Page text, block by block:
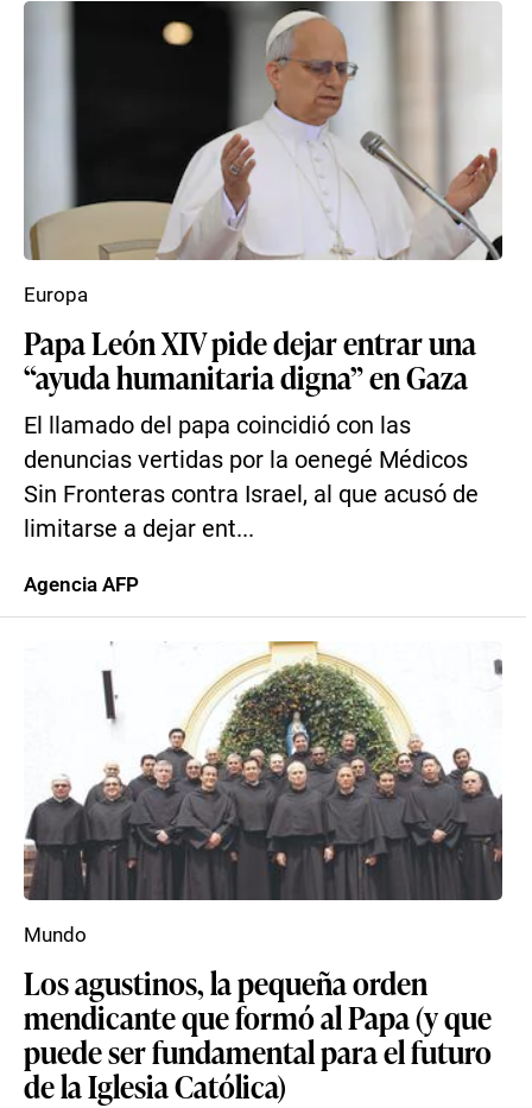
Papa León XIV pide dejar entrar una
“ayuda humanitaria digna” en Gaza
El llamado del papa coincidió con las
denuncias vertidas por la oenegé Médicos
Sin Fronteras contra Israel, al que acusó de
limitarse a dejar ent...
Europa
Agencia AFP
Los agustinos, la pequeña orden
mendicante que formó al Papa (y que
puede ser fundamental para el futuro
de la Iglesia Católica)
Mundo